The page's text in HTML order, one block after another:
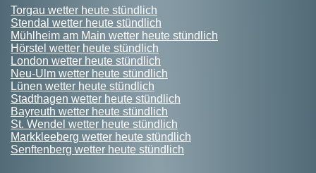
Torgau wetter heute stündlich
Stendal wetter heute stündlich
Mühlheim am Main wetter heute stündlich
Hörstel wetter heute stündlich
London wetter heute stündlich
Neu-Ulm wetter heute stündlich
Lünen wetter heute stündlich
Stadthagen wetter heute stündlich
Bayreuth wetter heute stündlich
St. Wendel wetter heute stündlich
Markkleeberg wetter heute stündlich
Senftenberg wetter heute stündlich